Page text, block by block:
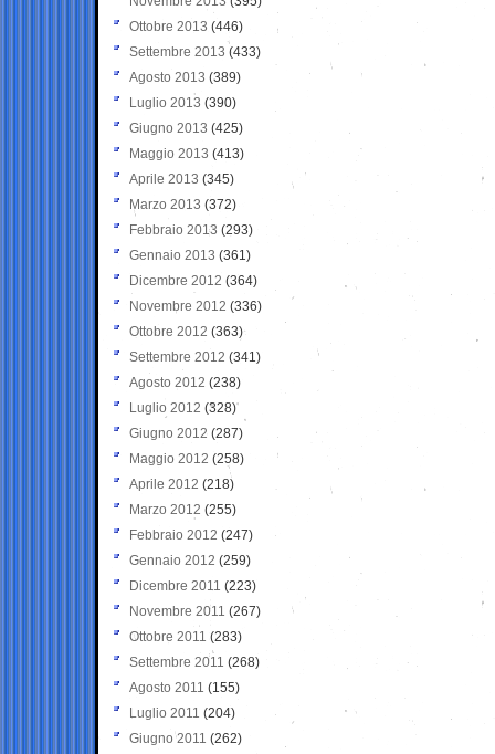
Ottobre 2013 (446)
Settembre 2013 (433)
Agosto 2013 (389)
Luglio 2013 (390)
Giugno 2013 (425)
Maggio 2013 (413)
Aprile 2013 (345)
Marzo 2013 (372)
Febbraio 2013 (293)
Gennaio 2013 (361)
Dicembre 2012 (364)
Novembre 2012 (336)
Ottobre 2012 (363)
Settembre 2012 (341)
Agosto 2012 (238)
Luglio 2012 (328)
Giugno 2012 (287)
Maggio 2012 (258)
Aprile 2012 (218)
Marzo 2012 (255)
Febbraio 2012 (247)
Gennaio 2012 (259)
Dicembre 2011 (223)
Novembre 2011 (267)
Ottobre 2011 (283)
Settembre 2011 (268)
Agosto 2011 (155)
Luglio 2011 (204)
Giugno 2011 (262)